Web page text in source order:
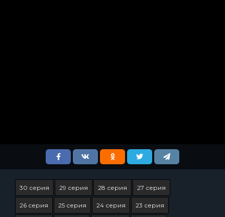
30 серия 29 серия 28 серия 27 серия
26 серия 25 серия 24 серия 23 серия